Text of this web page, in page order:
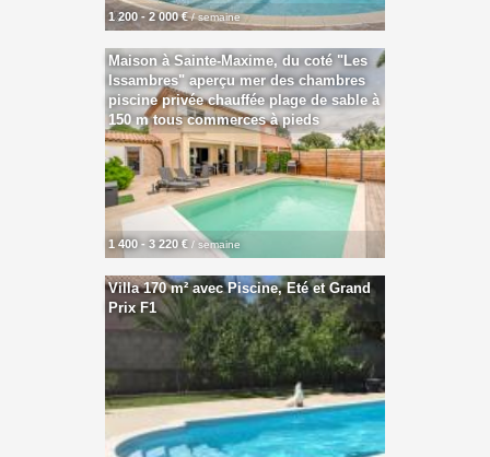
1 200 - 2 000 €/ semaine
Maison à Sainte-Maxime, du coté "Les
Issambres" aperçu mer des chambres
piscine privée chauffée plage de sable à
150 m tous commerces à pieds
1 400 - 3 220 € / semaine
Villa 170 m² avec Piscine, Eté et Grand
Prix F1